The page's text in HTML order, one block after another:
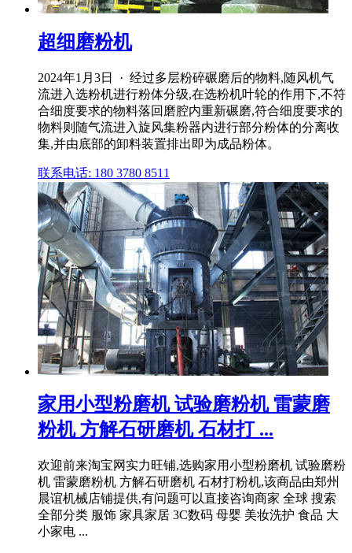
超细磨粉机
2024年1月3日 · 经过多层粉碎碾磨后的物料,随风机气
流进入选粉机进行粉体分级,在选粉机叶轮的作用下,不符
合细度要求的物料落回磨腔内重新碾磨,符合细度要求的
物料则随气流进入旋风集粉器内进行部分粉体的分离收
集,并由底部的卸料装置排出即为成品粉体。
联系电话: 180 3780 8511
家用小型粉磨机 试验磨粉机 雷蒙磨
粉机 方解石研磨机 石材打 ...
欢迎前来淘宝网实力旺铺,选购家用小型粉磨机 试验磨粉
机 雷蒙磨粉机 方解石研磨机 石材打粉机,该商品由郑州
晨谊机械店铺提供,有问题可以直接咨询商家 全球 搜索
全部分类 服饰 家具家居 3C数码 母婴 美妆洗护 食品 大
小家电 ...